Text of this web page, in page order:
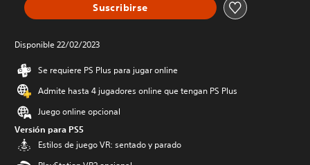
Suscribirse
Disponible 22/02/2023
Se requiere PS Plus para jugar online
Admite hasta 4 jugadores online que tengan PS Plus
Juego online opcional
Versión para PS5
Estilos de juego VR: sentado y parado